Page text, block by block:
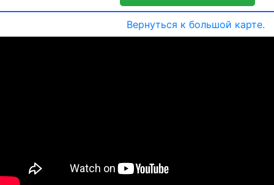
Вернуться к большой карте.